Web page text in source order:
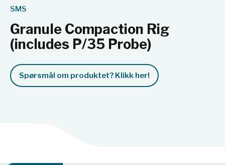
SMS
Granule Compaction Rig
(includes P/35 Probe)
Spørsmål om produktet? Klikk her!